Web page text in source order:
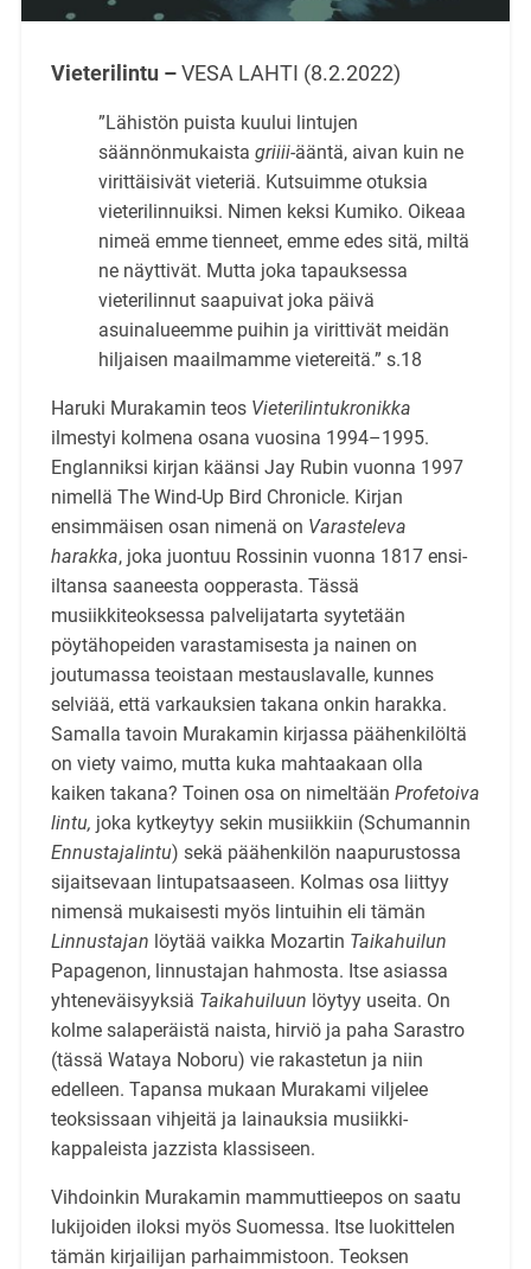
Vieterilintu –VESA LAHTI (8.2.2022)
”Lähistön puista kuului lintujen
säännönmukaista griiii-ääntä, aivan kuin ne
virittäisivät viete­riä. Kutsuimme otuksia
vieterilinnuiksi. Nimen keksi Kumiko. Oikeaa
nimeä emme tienneet, emme edes sitä, miltä
ne näyttivät. Mutta joka tapauksessa
vieterilinnut saapuivat joka päivä
asuinalueemme puihin ja virittivät meidän
hiljaisen maailmamme vietereitä.” s.18
Haruki Murakamin teos Vieterilintukronikka
ilmestyi kolmena osana vuosina 1994–1995.
Englan­niksi kirjan käänsi Jay Rubin vuonna 1997
nimellä The Wind-Up Bird Chronicle. Kirjan
ensimmäisen osan ni­menä on Varasteleva
harakka, joka juontuu Rossinin vuonna 1817 ensi-
iltansa saaneesta ooppe­rasta. Tässä
musiikkiteoksessa palvelijatarta syytetään
pöytähopeiden varastamisesta ja nainen on
joutumassa teoistaan mestauslavalle, kunnes
selviää, että varkauksien takana onkin harakka.
Samalla tavoin Murakamin kirjassa päähenkilöltä
on viety vaimo, mutta kuka mahtaakaan olla
kaiken takana? Toinen osa on nimeltään Profetoiva
lintu, joka kytkeytyy sekin musiikkiin (Schumannin
Ennusta­jalintu) sekä päähenkilön naapurustossa
sijaitsevaan lintupatsaaseen. Kolmas osa liittyy
nimensä mukaisesti myös lintuihin eli tämän
Linnustajan löytää vaikka Mozartin Taikahuilun
Papagenon, lin­nustajan hahmosta. Itse asiassa
yhteneväisyyksiä Taikahuiluun löytyy useita. On
kolme salaperäistä naista, hirviö ja paha Sarastro
(tässä Wataya Noboru) vie rakastetun ja niin
edelleen. Tapansa mukaan Murakami viljelee
teoksissaan vihjeitä ja lainauksia musiikki­
kappaleista jazzista klassiseen.
Vihdoinkin Murakamin mammuttieepos on saatu
lukijoiden iloksi myös Suomessa. Itse luokittelen
tämän kirjailijan parhaimmistoon. Teoksen